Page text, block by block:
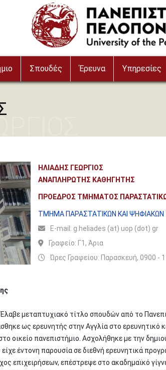
Σπουδές Έρευνα Υπηρεσίες
ΗΛΙΑΔΗΣ ΓΕΩΡΓΙΟΣ
ΑΝΑΠΛΗΡΩΤΗΣ ΚΑΘΗΓΗΤΗΣ
ΠΡΟΕΔΡΟΣ ΤΜΗΜΑΤΟΣ
ΤΜΗΜΑ ΠΑΡΑΣΤΑΤΙΚΩΝ ΚΑΙ ΨΗΦΙΑΚΩΝ
Ε-mail: g.heliades (at) uop (dot) gr
Γραφείο: Γ1, Άρια
Ώρες Γραφείου: Παρασκευή, 0900 -
μεταπτυχιακό τίτλο σπουδών από το
ως ερευνητής στην Αγγλία στο
οικείο πανεπιστήμιο. Ασχολήθηκε με την
έντονη παρουσία σε διεθνή ερευνητικά
επιχειρήσεων, επέστρεψε στο ακαδημαϊκό